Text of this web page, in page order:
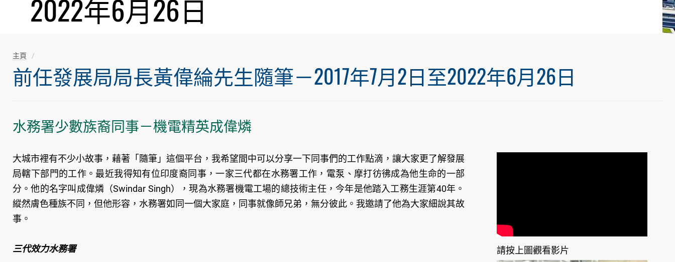
2022年6月26日
主頁
前任發展局局長黃偉綸先生隨筆－2017年7月2日至2022年6月26日
水務署少數族裔同事－機電精英成偉燐
大城市裡有不少小故事，藉著「隨筆」這個平台，我希望間中可以分享一下同事們的工作點滴，讓大家更了解發展
局轄下部門的工作。最近我得知有位印度裔同事，一家三代都在水務署工作，電泵、摩打彷彿成為他生命的一部
分。他的名字叫成偉燐（Swindar Singh），現為水務署機電工場的總技術主任，今年是他踏入工務生涯第40年。
縱然膚色種族不同，但他形容，水務署如同一個大家庭，同事就像師兄弟，無分彼此。我邀請了他為大家細說其故
事。
三代效力水務署 請按上圖觀看影片